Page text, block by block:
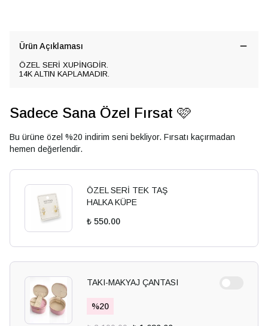
Ürün Açıklaması
ÖZEL SERİ XUPİNGDİR.
14K ALTIN KAPLAMADIR.
Sadece Sana Özel Fırsat 🩷
Bu ürüne özel %20 indirim seni bekliyor. Fırsatı kaçırmadan
hemen değerlendir.
ÖZEL SERİ TEK TAŞ
HALKA KÜPE
₺ 550.00
TAKI-MAKYAJ ÇANTASI
%20